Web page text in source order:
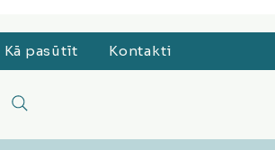
Kā pasūtīt Kontakti